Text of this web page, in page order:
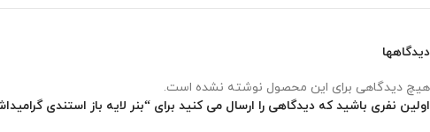
دیدگاهها
هیچ دیدگاهی برای این محصول نوشته نشده است.
اولین نفری باشید که دیدگاهی را ارسال می کنید برای “بنر لایه باز استندی